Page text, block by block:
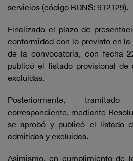
servicios (código BDNS: 912129).
Finalizado el plazo de
conformidad con lo previsto en la
de la convocatoria, con fecha
publicó el listado provisional de
excluidas.
Posteriormente,
correspondiente, mediante
se aprobó y publicó el listado
admitidas y excluidas.
Asimismo, en cumplimiento de